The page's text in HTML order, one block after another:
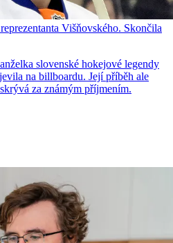
Višňovského. Skončila
slovenské hokejové legendy
na billboardu. Její příběh ale
za známým příjmením.